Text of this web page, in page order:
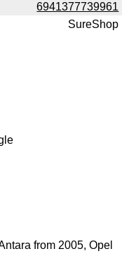
6941377739961
SureShop
from 2005, Opel